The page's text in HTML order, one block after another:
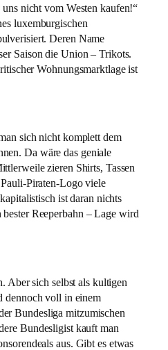
nicht vom Westen kaufen!“
luxemburgischen
Deren Name
Saison die Union – Trikots.
Wohnungsmarktlage ist
sich nicht komplett dem
Da wäre das geniale
zieren Shirts, Tassen
Piraten-Logo viele
ist daran nichts
Reeperbahn – Lage wird
Aber sich selbst als kultigen
dennoch voll in einem
Bundesliga mitzumischen
Bundesligist kauft man
aus. Gibt es etwas